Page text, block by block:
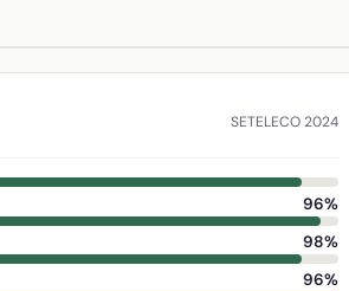
SETELECO 2024
96%
98%
96%